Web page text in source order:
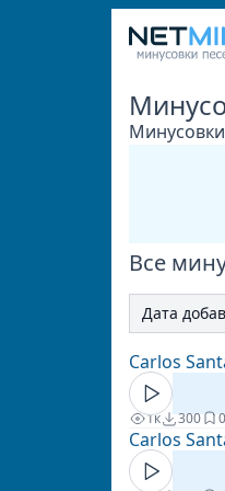
Все
Дата
Carlos
1к 300 0
Carlos